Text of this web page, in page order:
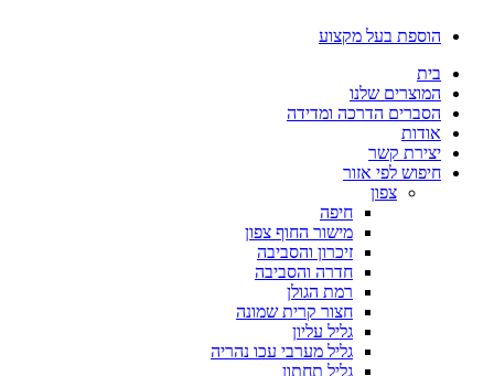
לתוכן
הוספת בעל מקצוע
בית
המוצרים שלנו
הסברים הדרכה ומדידה
אודות
יצירת קשר
חיפוש לפי אזור
צפון
חיפה
מישור החוף צפון
זיכרון והסביבה
חדרה והסביבה
רמת הגולן
חצור קרית שמונה
גליל עליון
גליל מערבי עכו נהריה
גליל תחתון